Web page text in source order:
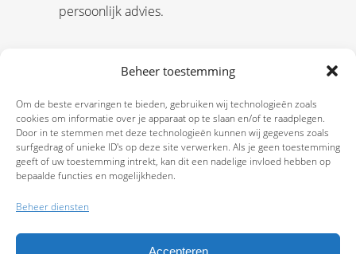
Beheer toestemming
Om de beste ervaringen te bieden, gebruiken wij technologieën zoals
cookies om informatie over je apparaat op te slaan en/of te raadplegen.
Door in te stemmen met deze technologieën kunnen wij gegevens zoals
surfgedrag of unieke ID's op deze site verwerken. Als je geen toestemming
geeft of uw toestemming intrekt, kan dit een nadelige invloed hebben op
bepaalde functies en mogelijkheden.
Beheer diensten
Accepteren
persoonlijk advies.